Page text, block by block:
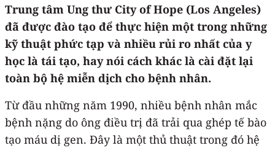
Trung tâm Ung thư City of Hope (Los Angeles)
đã được đào tạo để thực hiện một trong những
kỹ thuật phức tạp và nhiều rủi ro nhất của y
học là tái tạo, hay nói cách khác là cài đặt lại
toàn bộ hệ miễn dịch cho bệnh nhân.
Từ đầu những năm 1990, nhiều bệnh nhân mắc
bệnh nặng do ông điều trị đã trải qua ghép tế bào
tạo máu dị gen. Đây là một thủ thuật trong đó hệ